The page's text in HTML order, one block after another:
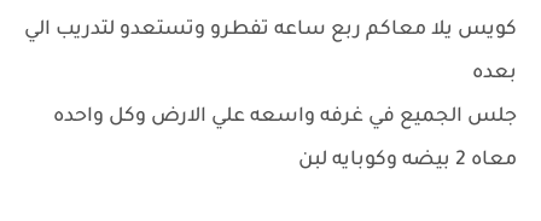
كويس يلا معاكم ربع ساعه تفطرو وتستعدو لتدريب الي
بعده
جلس الجميع في غرفه واسعه علي الارض وكل واحده
معاه 2 بيضه وكوبايه لبن